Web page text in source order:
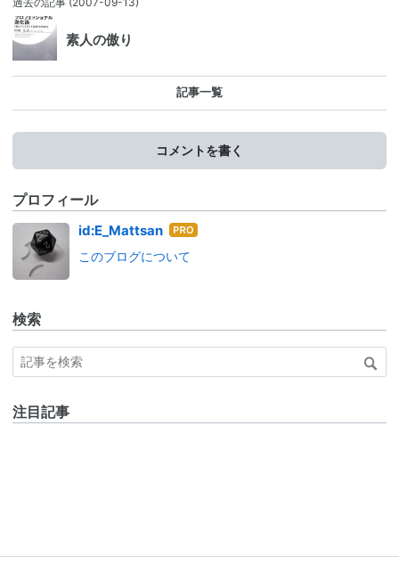
素人の傲り
記事一覧
コメントを書く
プロフィール
id:E_Mattsan はて
ログ
このブログについて
検索
注目記事